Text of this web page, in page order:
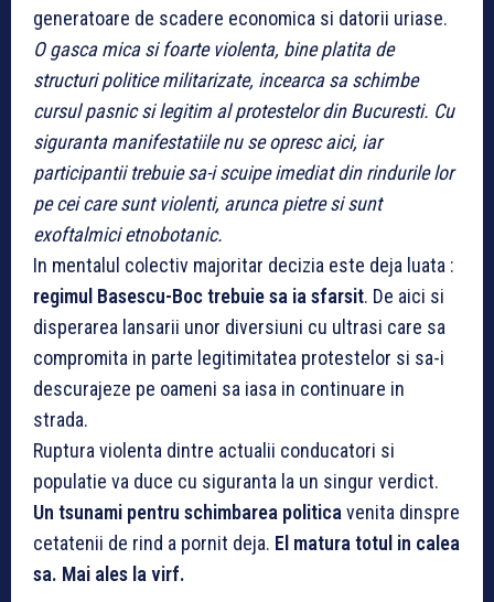
generatoare de scadere economica si datorii uriase.
O gasca mica si foarte violenta, bine platita de
structuri politice militarizate, incearca sa schimbe
cursul pasnic si legitim al protestelor din Bucuresti. Cu
siguranta manifestatiile nu se opresc aici, iar
participantii trebuie sa-i scuipe imediat din rindurile lor
pe cei care sunt violenti, arunca pietre si sunt
exoftalmici etnobotanic.
In mentalul colectiv majoritar decizia este deja luata :
regimul Basescu-Boc trebuie sa ia sfarsit. De aici si
disperarea lansarii unor diversiuni cu ultrasi care sa
compromita in parte legitimitatea protestelor si sa-i
descurajeze pe oameni sa iasa in continuare in
strada.
Ruptura violenta dintre actualii conducatori si
populatie va duce cu siguranta la un singur verdict.
Un tsunami pentru schimbarea politica venita dinspre
cetatenii de rind a pornit deja. El matura totul in calea
sa. Mai ales la virf.